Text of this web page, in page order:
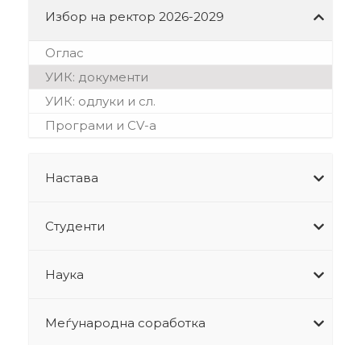
Избор на ректор 2026-2029
Оглас
УИК: документи
УИК: одлуки и сл.
Програми и CV-а
Настава
Студенти
Наука
Меѓународна соработка